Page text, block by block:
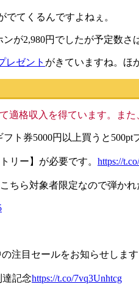
でてくるんですよねぇ。
が2,980円でしたが予定数
レゼント がきていますね。ほ
適格収入を得ています。ま
ト券5000円以上買うと500pt
リー】が必要です。 https://
ちら対象者限定なので弾かれ
注目セールをお知らせします
達記念https://t.co/7vq3Unhtcg